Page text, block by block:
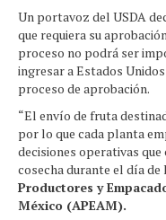
Un portavoz del USDA
que requiera su
proceso no podrá ser
ingresar a Estados
proceso de aprobación.
“El envío de fruta
por lo que cada planta
decisiones operativas
cosecha durante el día de
Productores y
México (APEAM).